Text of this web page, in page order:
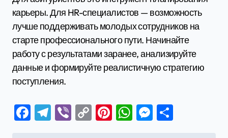
карьеры. Для HR-специалистов — возможность
лучше поддерживать молодых сотрудников на
старте профессионального пути. Начинайте
работу с результатами заранее, анализируйте
данные и формируйте реалистичную стратегию
поступления.
Facebook
Telegram
ViberCopyPinterest
WhatsApp